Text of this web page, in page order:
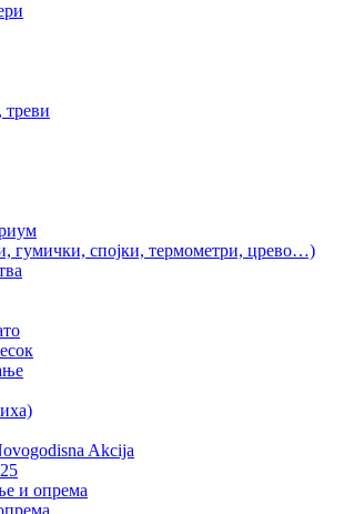
треви
гумички, спојки, термометри, црево…)
Akcija
и опрема